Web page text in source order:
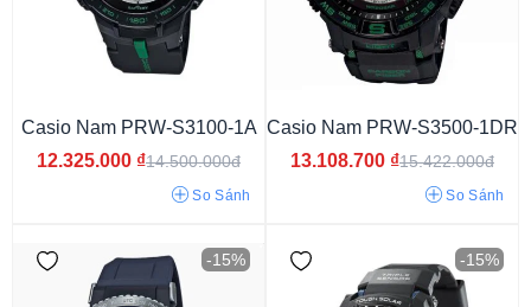
12.3mm 14.8mm 13.6mm
Mặt màu xanh
Mặt màu đen
Casio Nam PRW-S3100-1A
12.325.000 ₫14.500.000đ
So Sánh
Casio Nam PRW-S3500-1DR
13.108.700 ₫15.422.000đ
So Sánh
-15% -15%